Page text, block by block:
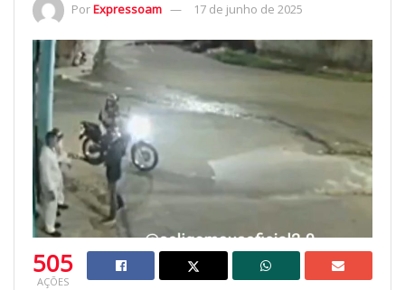
PorExpressoam 17 de junho de 2025
505
AÇÕES